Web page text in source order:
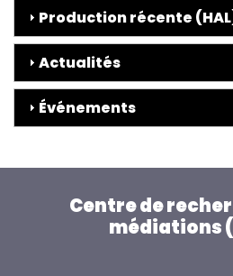
Production récente
Actualités
Événements
Centre de
médiations